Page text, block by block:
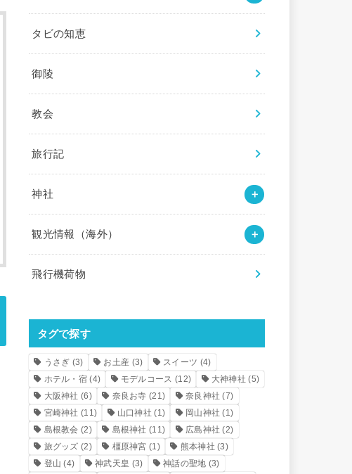
タビの知恵
御陵
教会
旅行記
神社
観光情報（海外）
飛行機荷物
タグで探す
うさぎ (3) お土産 (3) スイーツ (4)
ホテル・宿 (4) モデルコース (12) 大神神社 (5)
大阪神社 (6) 奈良お寺 (21) 奈良神社 (7)
宮崎神社 (11) 山口神社 (1) 岡山神社 (1)
島根教会 (2) 島根神社 (11) 広島神社 (2)
旅グッズ (2) 橿原神宮 (1) 熊本神社 (3)
登山 (4) 神武天皇 (3) 神話の聖地 (3)